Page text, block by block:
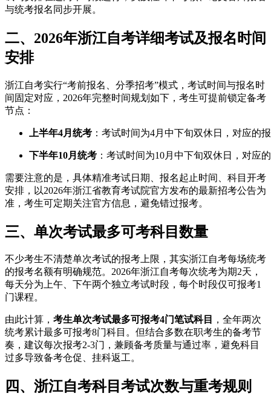
与统考报名同步开展。
二、2026年浙江自考详细考试及报名时间
安排
浙江自考实行“考前报名、分季招考”模式，考试时间与报名时
间固定对应，2026年完整时间规划如下，考生可提前锁定备考
节点：
上半年4月统考 ：考试时间为4月中下旬双休日，对应的
下半年10月统考 ：考试时间为10月中下旬双休日，对应
需要注意的是，具体精准考试日期、报名起止时间、科目开考
安排，以2026年浙江省教育考试院官方发布的最新招考公告为
准，考生可定期关注官方信息，避免错过报考。
三、单次考试最多可考科目数量
不少考生不清楚单次考试的报考上限，其实浙江自考每场统考
的报考名额有明确规范。2026年浙江自考每次统考为期2天，
每天分为上午、下午两个独立考试时段，每个时段仅可报考1
门课程。
由此计算， 考生单次考试最多可报考4门笔试科目
，全年两次
统考累计最多可报考8门科目。但结合多数在职考生的备考节
奏，建议每次报考2-3门，兼顾备考质量与通过率，避免科目
过多导致备考仓促、挂科返工。
四、浙江自考科目考试次数与重考规则